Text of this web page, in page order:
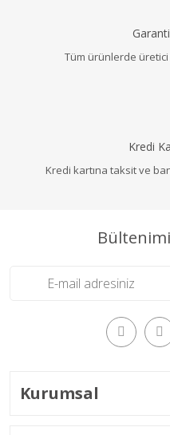
Tüm ürünlerde
Kredi
Kredi kartına taksit ve
Kurumsal